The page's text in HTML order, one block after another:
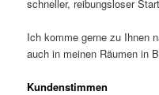
schneller, reibungsloser
Ich komme gerne zu Ihnen
auch in meinen Räumen in
Kundenstimmen